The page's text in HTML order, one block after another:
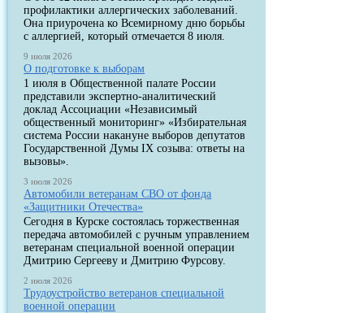
профилактики аллергических заболеваний.
Она приурочена ко Всемирному дню борьбы
с аллергией, который отмечается 8 июля.
9 июля 2026
О подготовке к выборам
1 июля в Общественной палате России
представили экспертно-аналитический
доклад Ассоциации «Независимый
общественный мониторинг» «Избирательная
система России накануне выборов депутатов
Государственной Думы IX созыва: ответы на
вызовы».
3 июля 2026
Автомобили ветеранам СВО от фонда
«Защитники Отечества»
Сегодня в Курске состоялась торжественная
передача автомобилей с ручным управлением
ветеранам специальной военной операции
Дмитрию Сергееву и Дмитрию Фурсову.
2 июля 2026
Трудоустройство ветеранов специальной
военной операции